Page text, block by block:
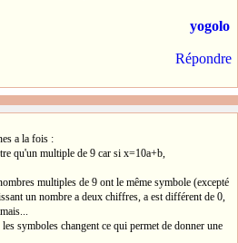
yogolo
Répondre
a la fois :
qu'un multiple de 9 car si x=10a+b,
multiples de 9 ont le même symbole (excepté
un nombre a deux chiffres, a est différent de 0,
symboles changent ce qui permet de donner une